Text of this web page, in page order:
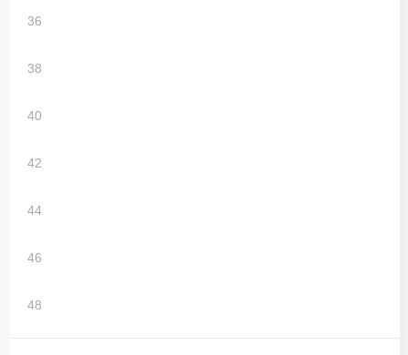
36
38
40
42
44
46
48